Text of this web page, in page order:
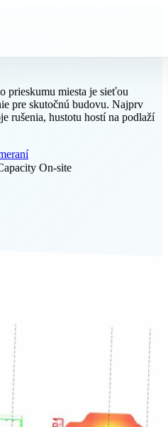
prieskumu miesta je sieťou
pre skutočnú budovu. Najprv
rušenia, hustotu hostí na podlaží
On-site